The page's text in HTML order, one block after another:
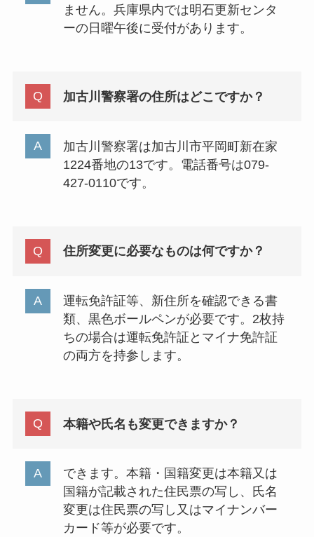
ません。兵庫県内では明石更新センタ
ーの日曜午後に受付があります。
加古川警察署の住所はどこですか？
加古川警察署は加古川市平岡町新在家
1224番地の13です。電話番号は079-
427-0110です。
住所変更に必要なものは何ですか？
運転免許証等、新住所を確認できる書
類、黒色ボールペンが必要です。2枚持
ちの場合は運転免許証とマイナ免許証
の両方を持参します。
本籍や氏名も変更できますか？
できます。本籍・国籍変更は本籍又は
国籍が記載された住民票の写し、氏名
変更は住民票の写し又はマイナンバー
カード等が必要です。